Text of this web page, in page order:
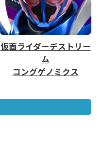
仮面ライダーデストリー
ム
コングゲノミクス